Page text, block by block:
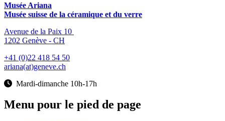
Musée Ariana
Musée suisse de la céramique et du verre
Avenue de la Paix 10
1202 Genève - CH
+41 (0)22 418 54 50
ariana(at)geneve.ch
Mardi-dimanche 10h-17h
Menu pour le pied de page